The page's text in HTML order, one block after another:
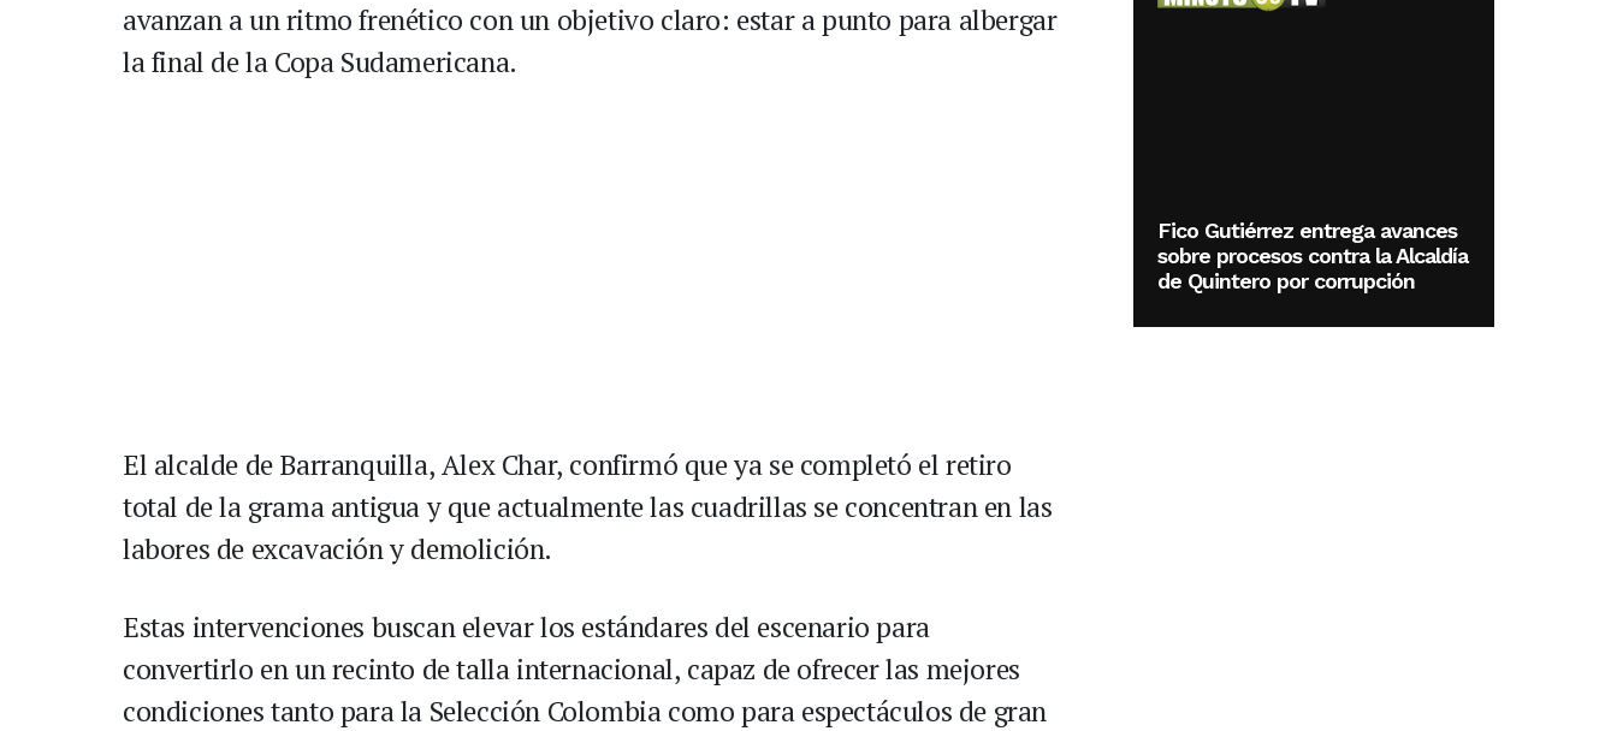
avanzan a un ritmo frenético con un objetivo claro: estar a punto para albergar
la final de la Copa Sudamericana.
El alcalde de Barranquilla, Alex Char, confirmó que ya se completó el retiro
total de la grama antigua y que actualmente las cuadrillas se concentran en las
labores de excavación y demolición.
Estas intervenciones buscan elevar los estándares del escenario para
convertirlo en un recinto de talla internacional, capaz de ofrecer las mejores
condiciones tanto para la Selección Colombia como para espectáculos de gran
Fico Gutiérrez entrega avances
sobre procesos contra la Alcaldía
de Quintero por corrupción